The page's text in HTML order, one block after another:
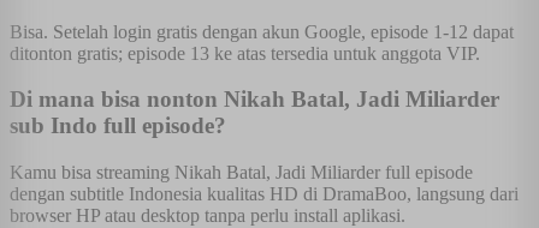
Bisa. Setelah login gratis dengan akun Google, episode 1-12 dapat
ditonton gratis; episode 13 ke atas tersedia untuk anggota VIP.
Di mana bisa nonton Nikah Batal, Jadi Miliarder
sub Indo full episode?
Kamu bisa streaming Nikah Batal, Jadi Miliarder full episode
dengan subtitle Indonesia kualitas HD di DramaBoo, langsung dari
browser HP atau desktop tanpa perlu install aplikasi.